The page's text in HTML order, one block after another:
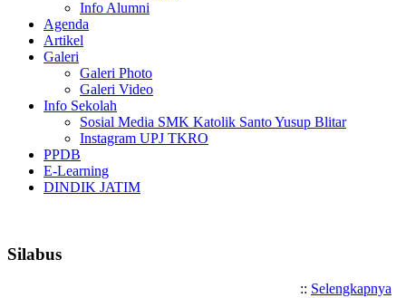
Info Alumni
Agenda
Artikel
Galeri
Galeri Photo
Galeri Video
Info Sekolah
Sosial Media SMK Katolik Santo Yusup Blitar
Instagram UPJ TKRO
PPDB
E-Learning
DINDIK JATIM
Silabus
:: Selengkapnya